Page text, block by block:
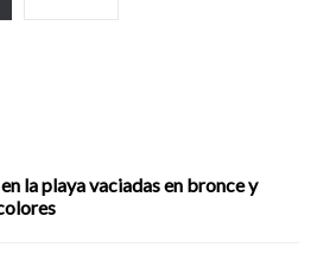
la playa vaciadas en bronce y